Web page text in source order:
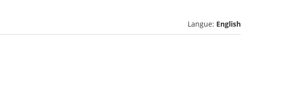
Langue: English